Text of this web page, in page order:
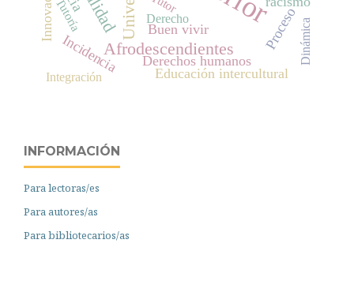
Afrodescendientes
Buen vivir
Incidencia Derechos humanos
Educación intercultural
ProcesoDinámica
Integración
Tutoría Derecho
INFORMACIÓN
Para lectoras/es
Para autores/as
Para bibliotecarios/as